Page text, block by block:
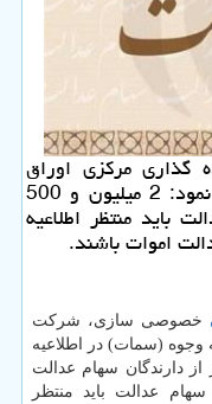
مركزی اوراق
بهادار و تسویه وجوه (سمات) اعلام نمود: 2 میلیون و 500
باید منتظر اطلاعیه
اموات باشند.
خصوصی سازی، شرکت
وجوه (سمات) در اطلاعیه
و ۵۰۰ هزار نفر از دارندگان سهام عدالت
عدالت باید منتظر